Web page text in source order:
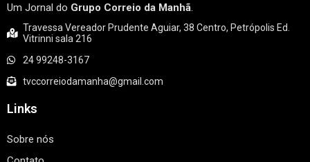
Um Jornal do Grupo Correio da Manhã.
Travessa Vereador Prudente Aguiar, 38 Centro, Petrópolis Ed.
Vitrinni sala 216
24 99248-3167
tvccorreiodamanha@gmail.com
Links
Sobre nós